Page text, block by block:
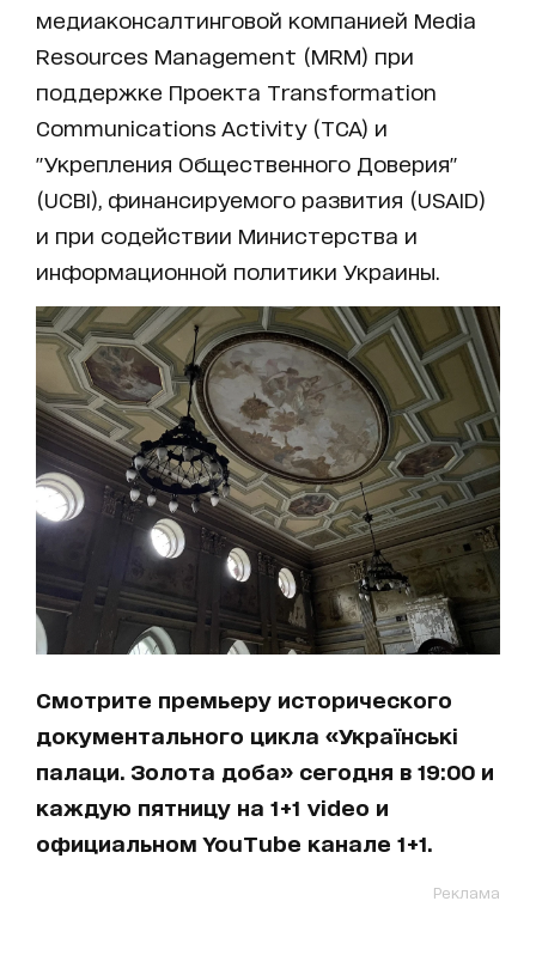
медиаконсалтинговой компанией Media
Resourсes Management (MRM) при
поддержке Проекта Transformation
Communications Activity (TCA) и
"Укрепления Общественного Доверия"
(UCBI), финансируемого развития (USAID)
и при содействии Министерства и
информационной политики Украины.
Смотрите премьеру исторического
документального цикла «Українські
палаци. Золота доба» сегодня в 19:00 и
каждую пятницу на 1+1 video и
официальном YouTube канале 1+1.
Реклама